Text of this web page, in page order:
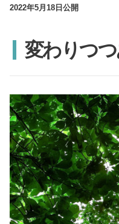
2022年5月18日 公開
変わりつ